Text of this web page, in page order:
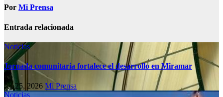
Por Mi Prensa
Entrada relacionada
Noticias
Jornada comunitaria fortalece el desarrollo en Miramar
Jul 25, 2026 Mi Prensa
Noticias